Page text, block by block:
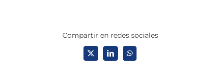
Compartir en redes sociales
X LinkedInWhatsApp